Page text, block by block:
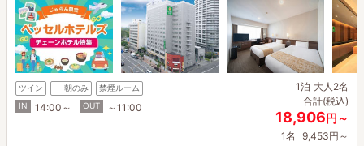
ツイン 朝のみ
禁煙ルーム
IN
14:00～ OUT ～11:00
1泊 大人2名
合計(税込)
18,906円～
1名 9,453円～